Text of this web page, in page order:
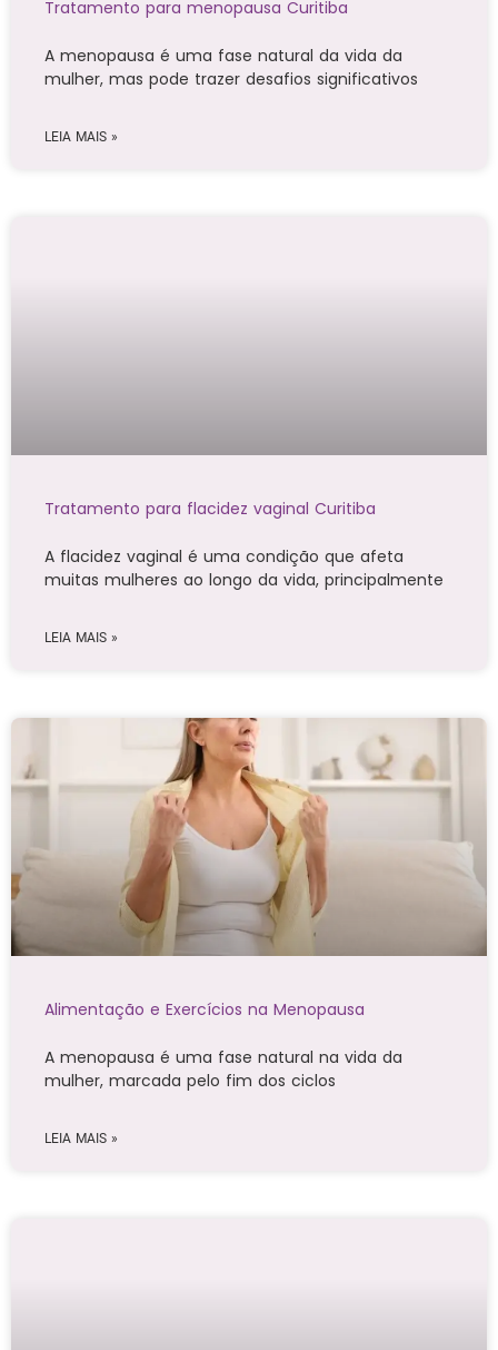
Tratamento para menopausa Curitiba
A menopausa é uma fase natural da vida da
mulher, mas pode trazer desafios significativos
LEIA MAIS »
Tratamento para flacidez vaginal Curitiba
A flacidez vaginal é uma condição que afeta
muitas mulheres ao longo da vida, principalmente
LEIA MAIS »
Alimentação e Exercícios na Menopausa
A menopausa é uma fase natural na vida da
mulher, marcada pelo fim dos ciclos
LEIA MAIS »